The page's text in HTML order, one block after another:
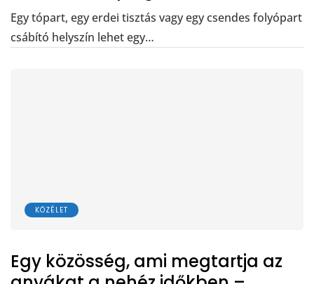
Egy tópart, egy erdei tisztás vagy egy csendes folyópart
csábító helyszín lehet egy…
KÖZÉLET
Egy közösség, ami megtartja az